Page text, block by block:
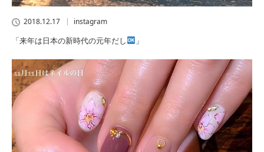
2018.12.17 instagram
「来年は日本の新時代の元年だし 」